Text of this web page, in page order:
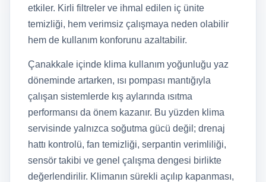
etkiler. Kirli filtreler ve ihmal edilen iç ünite
temizliği, hem verimsiz çalışmaya neden olabilir
hem de kullanım konforunu azaltabilir.
Çanakkale içinde klima kullanım yoğunluğu yaz
döneminde artarken, ısı pompası mantığıyla
çalışan sistemlerde kış aylarında ısıtma
performansı da önem kazanır. Bu yüzden klima
servisinde yalnızca soğutma gücü değil; drenaj
hattı kontrolü, fan temizliği, serpantin verimliliği,
sensör takibi ve genel çalışma dengesi birlikte
değerlendirilir. Klimanın sürekli açılıp kapanması,